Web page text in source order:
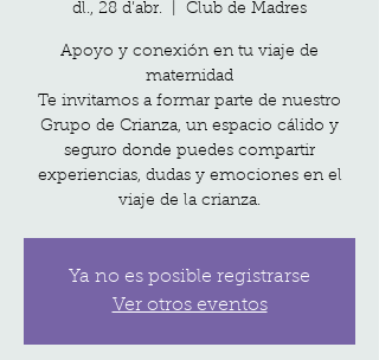
dl., 28 d’abr. Club de Madres
Apoyo y conexión en tu viaje de
maternidad
Te invitamos a formar parte de nuestro
Grupo de Crianza, un espacio cálido y
seguro donde puedes compartir
experiencias, dudas y emociones en el
viaje de la crianza.
Ya no es posible registrarse
Ver otros eventos